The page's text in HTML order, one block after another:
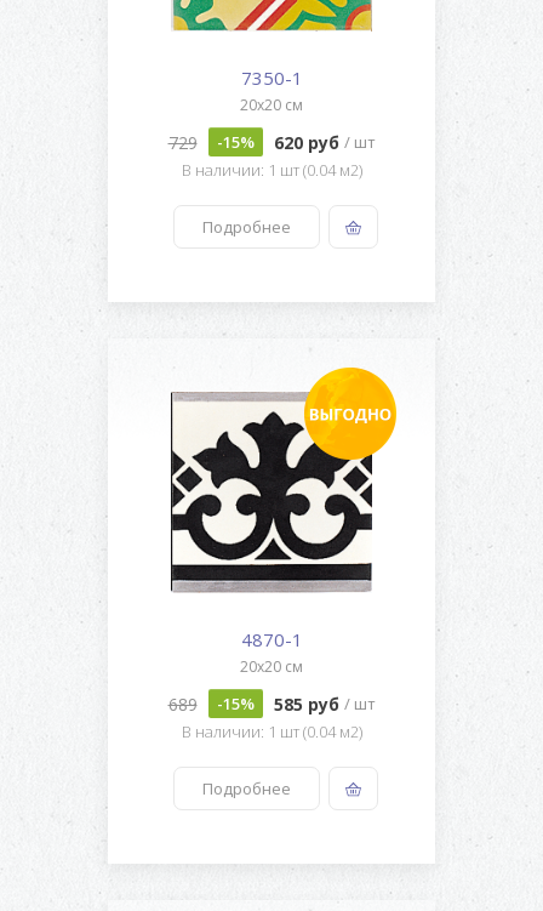
7350-1
20x20 см
729 -15% 620 руб / шт
В наличии: 1 шт (0.04 м2)
Подробнее
4870-1
20x20 см
689 -15% 585 руб / шт
В наличии: 1 шт (0.04 м2)
Подробнее